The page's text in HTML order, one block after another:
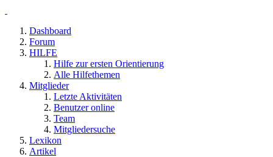
Dashboard
Forum
HILFE
Hilfe zur ersten Orientierung
Alle Hilfethemen
Mitglieder
Letzte Aktivitäten
Benutzer online
Team
Mitgliedersuche
Lexikon
Artikel